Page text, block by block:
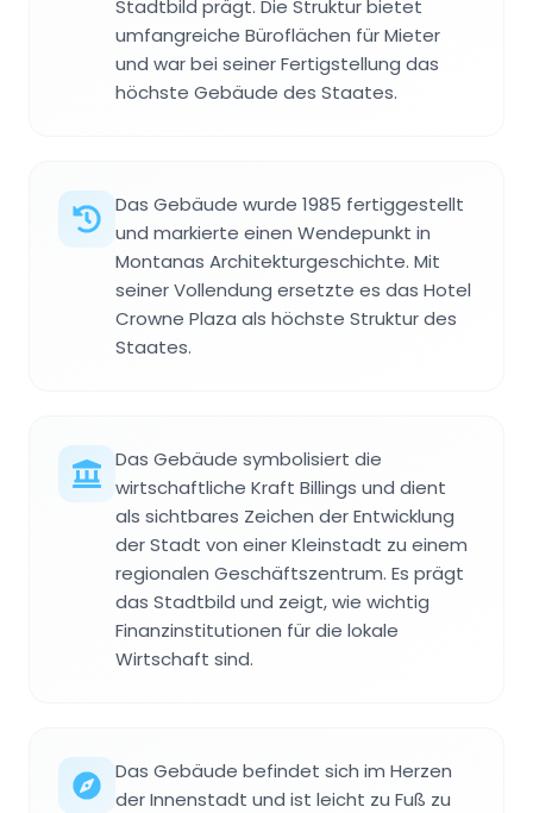
Stadtbild prägt. Die Struktur bietet
umfangreiche Büroflächen für Mieter
und war bei seiner Fertigstellung das
höchste Gebäude des Staates.
Das Gebäude wurde 1985 fertiggestellt
und markierte einen Wendepunkt in
Montanas Architekturgeschichte. Mit
seiner Vollendung ersetzte es das Hotel
Crowne Plaza als höchste Struktur des
Staates.
Das Gebäude symbolisiert die
wirtschaftliche Kraft Billings und dient
als sichtbares Zeichen der Entwicklung
der Stadt von einer Kleinstadt zu einem
regionalen Geschäftszentrum. Es prägt
das Stadtbild und zeigt, wie wichtig
Finanzinstitutionen für die lokale
Wirtschaft sind.
Das Gebäude befindet sich im Herzen
der Innenstadt und ist leicht zu Fuß zu